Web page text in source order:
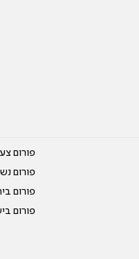
פורום
פורום
פורום
פורום